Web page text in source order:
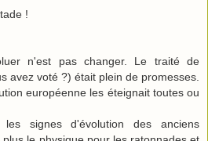
!
n'est pas changer. Le traité de
avez voté ?) était plein de promesses.
européenne les éteignait toutes ou
les signes d'évolution des anciens